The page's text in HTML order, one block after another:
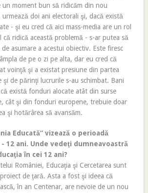
un moment bun să ridicăm din nou
urmează doi ani electorali şi, dacă există
- şi eu cred că aici mass-media are un rol
ridică această problemă - s-ar putea să
asumare a acestui obiectiv. Este firesc
de pe o zi pe alta, dar eu cred că
voinţă şi a existat presiune din partea
şi de părinţi lucrurile s-au schimbat. Bani
există fonduri alocate atât din surse
cât şi din fonduri europene, trebuie doar
şi hotărârea să avansăm.
Educată” vizează o perioadă
12 ani. Unde vedeţi dumneavoastră
în cei 12 ani?
României, Educaţia şi Cercetarea sunt
de ţară. Asta a fost şi ideea că
în an Centenar, are nevoie de un nou